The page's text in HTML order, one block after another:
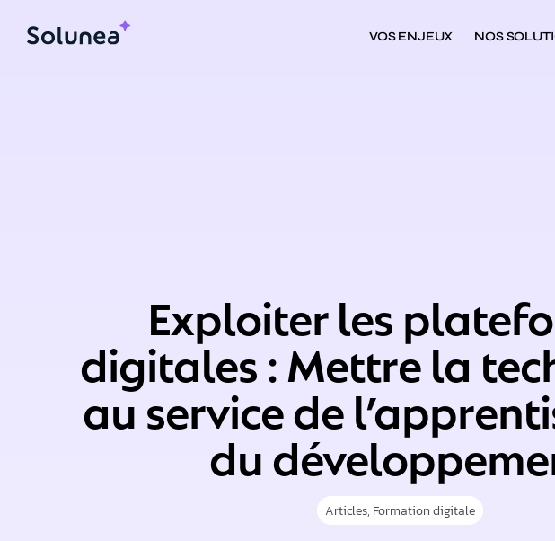
VOS ENJEUX NOS
Exploiter les
digitales : Mettre la
au service de
du
Articles, Formation digitale